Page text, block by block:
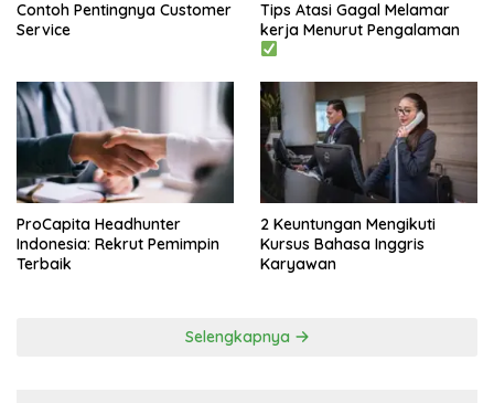
Contoh Pentingnya Customer
Service
Tips Atasi Gagal Melamar
kerja Menurut Pengalaman
ProCapita Headhunter
Indonesia: Rekrut Pemimpin
Terbaik
2 Keuntungan Mengikuti
Kursus Bahasa Inggris
Karyawan
Selengkapnya